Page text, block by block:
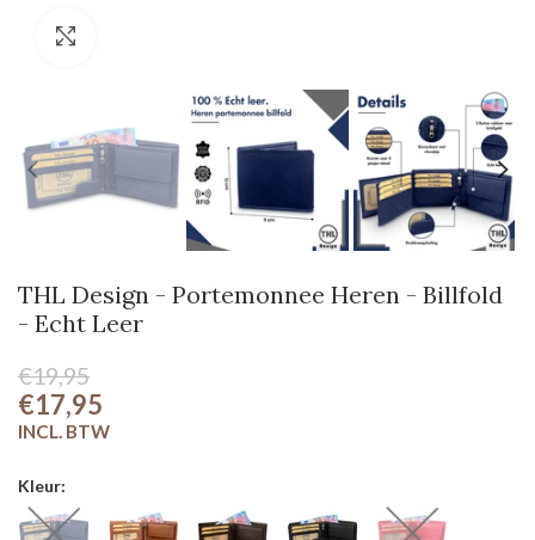
THL Design - Portemonnee Heren - Billfold
- Echt Leer
€19,95
€17,95
Kleur: